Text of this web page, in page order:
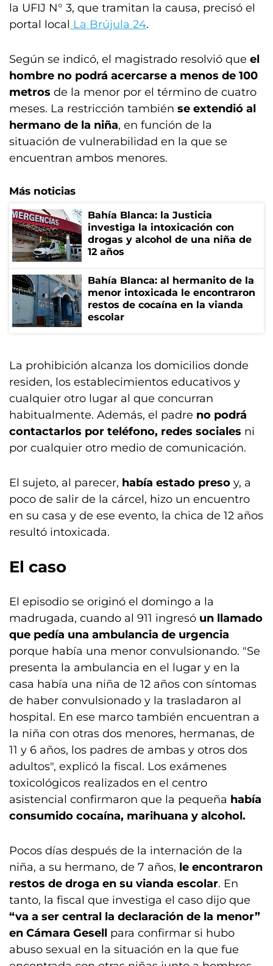
la UFIJ N° 3, que tramitan la causa, precisó el
portal local La Brújula 24.
Según se indicó, el magistrado resolvió que el
hombre no podrá acercarse a menos de 100
metros de la menor por el término de cuatro
meses. La restricción también se extendió al
hermano de la niña, en función de la
situación de vulnerabilidad en la que se
encuentran ambos menores.
Más noticias
Bahía Blanca: la Justicia
investiga la intoxicación con
drogas y alcohol de una niña de
12 años
Bahía Blanca: al hermanito de la
menor intoxicada le encontraron
restos de cocaína en la vianda
escolar
La prohibición alcanza los domicilios donde
residen, los establecimientos educativos y
cualquier otro lugar al que concurran
habitualmente. Además, el padre no podrá
contactarlos por teléfono, redes sociales ni
por cualquier otro medio de comunicación.
El sujeto, al parecer, había estado preso y, a
poco de salir de la cárcel, hizo un encuentro
en su casa y de ese evento, la chica de 12 años
resultó intoxicada.
El caso
El episodio se originó el domingo a la
madrugada, cuando al 911 ingresó un llamado
que pedía una ambulancia de urgencia
porque había una menor convulsionando. "Se
presenta la ambulancia en el lugar y en la
casa había una niña de 12 años con síntomas
de haber convulsionado y la trasladaron al
hospital. En ese marco también encuentran a
la niña con otras dos menores, hermanas, de
11 y 6 años, los padres de ambas y otros dos
adultos", explicó la fiscal. Los exámenes
toxicológicos realizados en el centro
asistencial confirmaron que la pequeña había
consumido cocaína, marihuana y alcohol.
Pocos días después de la internación de la
niña, a su hermano, de 7 años, le encontraron
restos de droga en su vianda escolar. En
tanto, la fiscal que investiga el caso dijo que
“va a ser central la declaración de la menor”
en Cámara Gesell para confirmar si hubo
abuso sexual en la situación en la que fue